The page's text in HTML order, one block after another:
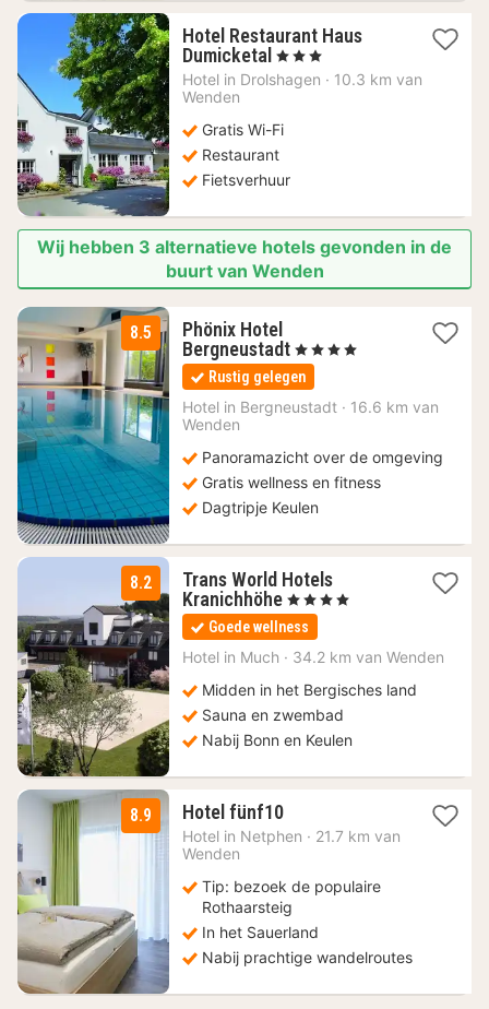
Hotel Restaurant Haus
Dumicketal 1
nacht
vanaf
€
, 3 Sterren
Hotel in Drolshagen · 10.3 km van
Wenden
Gratis Wi-Fi
Restaurant
Fietsverhuur
Wij hebben 3 alternatieve hotels gevonden in de
buurt van Wenden
8.5
Phönix Hotel
Bergneustadt 1
nacht
vanaf
140
, 4 Sterren
Rustig gelegen
Hotel in Bergneustadt · 16.6 km van
Wenden
Panoramazicht over de omgeving
Gratis wellness en fitness
Dagtripje Keulen
8.2
Trans World Hotels
Kranichhöhe 2
nachten
vanaf
69
, 4 Sterren
Goede wellness
Hotel in Much · 34.2 km van Wenden
Midden in het Bergisches land
Sauna en zwembad
Nabij Bonn en Keulen
8.9 Hotel fünf101
nacht
€
Hotel in Netphen · 21.7 km van
Wenden
Tip: bezoek de populaire
Rothaarsteig
In het Sauerland
Nabij prachtige wandelroutes